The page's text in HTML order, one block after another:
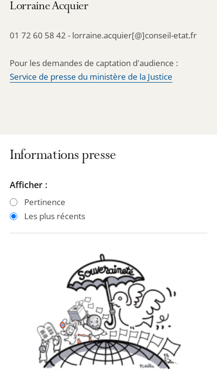
Lorraine Acquier
01 72 60 58 42 - lorraine.acquier[@]conseil-etat.fr
Pour les demandes de captation d'audience :
Service de presse du ministère de la Justice
Informations presse
Passer
les
filtres
Passer
les
filtres
Afficher :
Pertinence
Les plus récents
souveraineté